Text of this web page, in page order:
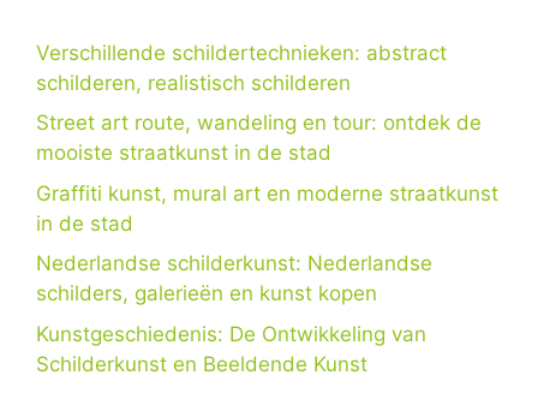
Verschillende schildertechnieken: abstract
schilderen, realistisch schilderen
Street art route, wandeling en tour: ontdek de
mooiste straatkunst in de stad
Graffiti kunst, mural art en moderne straatkunst
in de stad
Nederlandse schilderkunst: Nederlandse
schilders, galerieën en kunst kopen
Kunstgeschiedenis: De Ontwikkeling van
Schilderkunst en Beeldende Kunst